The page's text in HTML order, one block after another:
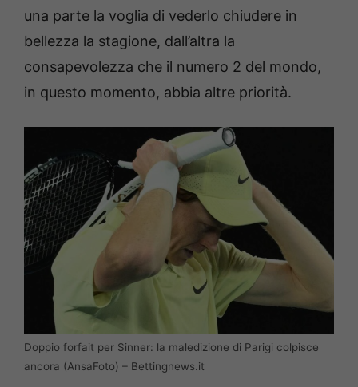
una parte la voglia di vederlo chiudere in
bellezza la stagione, dall’altra la
consapevolezza che il numero 2 del mondo,
in questo momento, abbia altre priorità.
Doppio forfait per Sinner: la maledizione di Parigi colpisce
ancora (AnsaFoto) – Bettingnews.it